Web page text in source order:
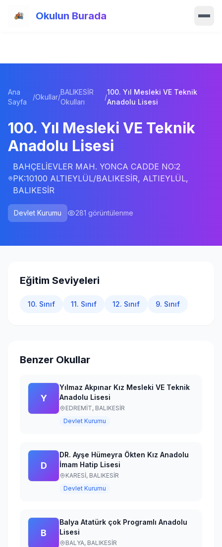
Okulun Burada
Okullar
Haberler
Blog
Hakkımızda
Ana
Sayfa
/Okullar/
BALIKESİR
Okulları
/
100. Yıl Mesleki VE Teknik
Anadolu Lisesi
100. Yıl Mesleki VE Teknik
Anadolu Lisesi
BAHÇELİEVLER MAH. YONCA CADDE NO:2
PK:10100 ALTIEYLÜL/BALIKESİR, ALTIEYLÜL,
BALIKESİR
Devlet Kurumu 281 görüntülenme
Eğitim Seviyeleri
10. Sınıf 11. Sınıf 12. Sınıf 9. Sınıf
Benzer Okullar
Y
Yılmaz Akpınar Kız Mesleki VE Teknik
Anadolu Lisesi
EDREMİT, BALIKESİR
Devlet Kurumu
D
DR. Ayşe Hümeyra Ökten Kız Anadolu
İmam Hatip Lisesi
KARESİ, BALIKESİR
Devlet Kurumu
B
Balya Atatürk çok Programlı Anadolu
Lisesi
BALYA, BALIKESİR